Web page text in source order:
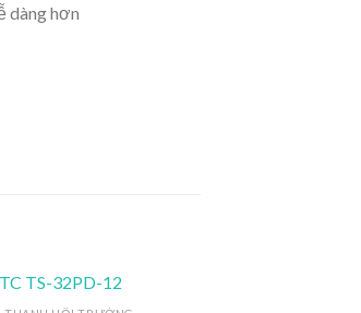
dàng hơn